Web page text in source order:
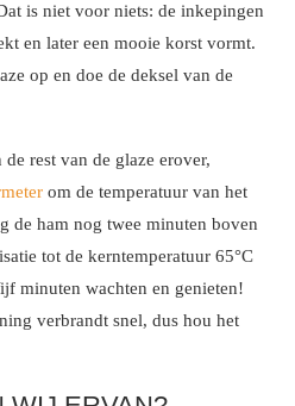
is niet voor niets: de inkepingen
en later een mooie korst vormt.
op en doe de deksel van de
rest van de glaze erover,
om de temperatuur van het
de ham nog twee minuten boven
tot de kerntemperatuur 65°C
minuten wachten en genieten!
verbrandt snel, dus hou het